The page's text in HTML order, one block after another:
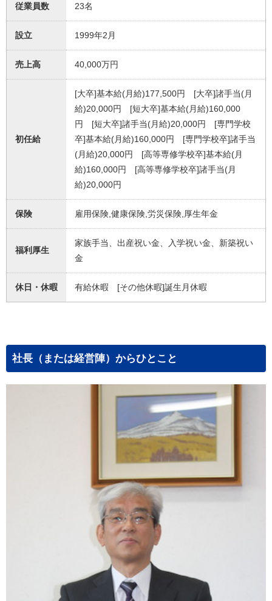
従業員数 23名
設立 1999年2月
売上高 40,000万円
初任給
[大卒]基本給(月給)177,500円 [大卒]諸手当(月
給)20,000円 [短大卒]基本給(月給)160,000
円 [短大卒]諸手当(月給)20,000円 [専門学校
卒]基本給(月給)160,000円 [専門学校卒]諸手当
(月給)20,000円 [高等専修学校卒]基本給(月
給)160,000円 [高等専修学校卒]諸手当(月
給)20,000円
保険 雇用保険,健康保険,労災保険,厚生年金
福利厚生
家族手当、出産祝い金、入学祝い金、新築祝い
金
休日・休暇 有給休暇 [その他休暇]誕生月休暇
社長（または経営陣）からひとこと